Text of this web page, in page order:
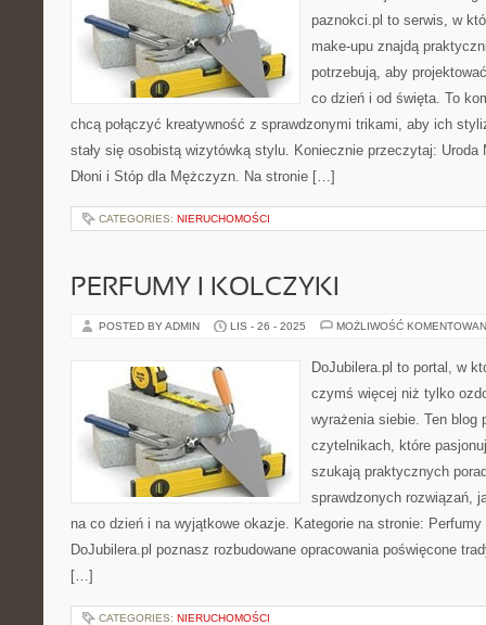
paznokci.pl to serwis, w
make-upu znajdą
potrzebują, aby
co dzień i od święta. To
chcą połączyć kreatywność z sprawdzonymi trikami, aby ich
stały się osobistą wizytówką stylu. Koniecznie przeczytaj: Uroda
Dłoni i Stóp dla Mężczyzn. Na stronie […]
CATEGORIES: NIERUCHOMOŚCI
PERFUMY I KOLCZYKI
POSTED BY ADMIN LIS - 26 - 2025 MOŻLIWOŚĆ
DoJubilera.pl to portal, w
czymś więcej niż tylko
wyrażenia siebie. Ten blog
czytelnikach, które
szukają praktycznych
sprawdzonych rozwiązań,
na co dzień i na wyjątkowe okazje. Kategorie na stronie:
DoJubilera.pl poznasz rozbudowane opracowania poświęcone
[…]
CATEGORIES: NIERUCHOMOŚCI